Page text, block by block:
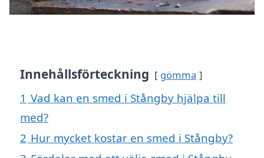
Innehållsförteckning gömma
1 Vad kan en smed i Stångby hjälpa till
med?
2 Hur mycket kostar en smed i Stångby?